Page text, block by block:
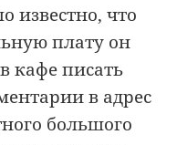
известно, что
плату он
кафе писать
в адрес
большого